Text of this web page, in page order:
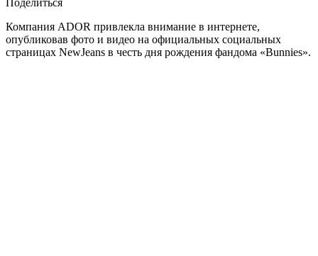
Компания ADOR привлекла внимание в интернете,
опубликовав фото и видео на официальных социальных
страницах NewJeans в честь дня рождения фандома «Bunnies».